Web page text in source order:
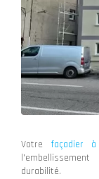
Votre façadier à
durabilité.